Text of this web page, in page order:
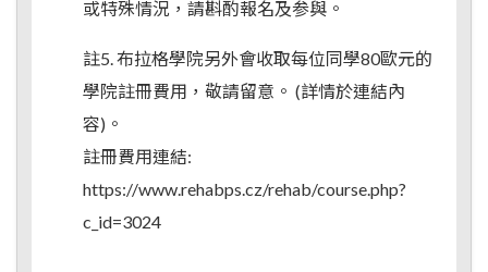
或特殊情況，請斟酌報名及参與。
註5. 布拉格學院另外會收取每位同學80歐元的
學院註冊費用，敬請留意。 (詳情於連結內
容)。
註冊費用連結:
https://www.rehabps.cz/rehab/course.php?
c_id=3024